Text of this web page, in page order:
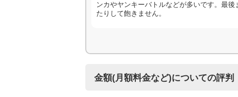
ンカやヤンキーバトルなどが多いです。最
たりして飽きません。
金額(月額料金など)についての評判